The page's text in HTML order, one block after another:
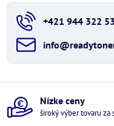
+421 944 322
Nízke ceny
široký výber tovaru